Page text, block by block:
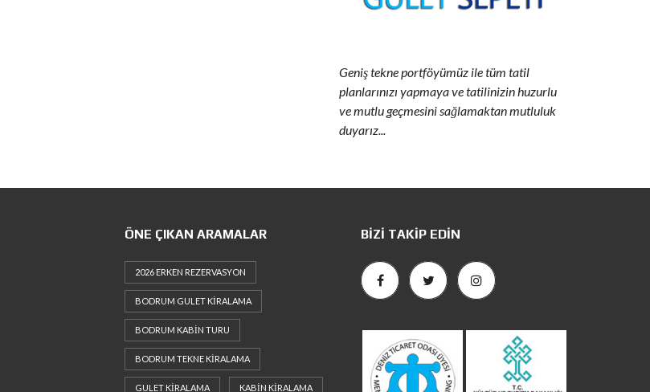
Geniş tekne portföyümüz ile tüm tatil
planlarınızı yapmaya ve tatilinizin huzurlu
ve mutlu geçmesini sağlamaktan mutluluk
duyarız...
ÖNE ÇIKAN ARAMALAR
2026 ERKEN REZERVASYON
BODRUM GULET KIRALAMA
BODRUM KABIN TURU
BODRUM TEKNE KIRALAMA
GULET KIRALAMA KABIN KIRALAMA
BIZI TAKIP EDIN